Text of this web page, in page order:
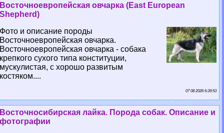
Восточноевропейская овчарка (East European
Shepherd)
Фото и описание породы
Восточноевропейская овчарка.
Восточноевропейская овчарка - собака
крепкого сухого типа конституции,
мускулистая, с хорошо развитым
костяком....
07 08 2026 6:39:53
Восточносибирская лайка. Порода собак. Описание и
фотографии